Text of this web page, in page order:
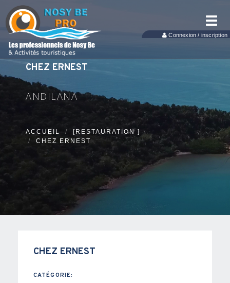
Connexion / inscription
CHEZ ERNEST
ANDILANA
ACCUEIL
[RESTAURATION ]
CHEZ ERNEST
CHEZ ERNEST
CATÉGORIE: